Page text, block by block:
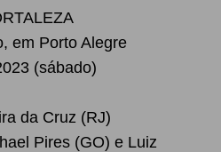
em Porto Alegre
(sábado)
da Cruz (RJ)
Pires (GO) e Luiz